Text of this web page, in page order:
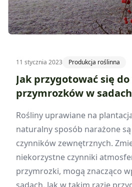
11 stycznia 2023 Produkcja roślinna
Jak przygotować się
przymrozków w
Rośliny uprawiane na
naturalny sposób narażone są
czynników zewnętrznych.
niekorzystne czynniki
przymrozki, mogą znacząco